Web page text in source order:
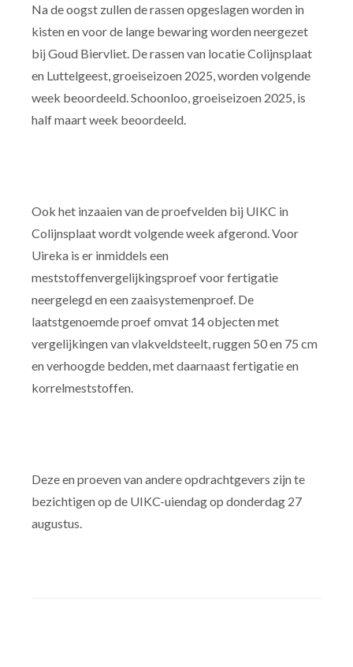
Na de oogst zullen de rassen opgeslagen worden in
kisten en voor de lange bewaring worden neergezet
bij Goud Biervliet. De rassen van locatie Colijnsplaat
en Luttelgeest, groeiseizoen 2025, worden volgende
week beoordeeld. Schoonloo, groeiseizoen 2025, is
half maart week beoordeeld.
Ook het inzaaien van de proefvelden bij UIKC in
Colijnsplaat wordt volgende week afgerond. Voor
Uireka is er inmiddels een
meststoffenvergelijkingsproef voor fertigatie
neergelegd en een zaaisystemenproef. De
laatstgenoemde proef omvat 14 objecten met
vergelijkingen van vlakveldsteelt, ruggen 50 en 75 cm
en verhoogde bedden, met daarnaast fertigatie en
korrelmeststoffen.
Deze en proeven van andere opdrachtgevers zijn te
bezichtigen op de UIKC-uiendag op donderdag 27
augustus.